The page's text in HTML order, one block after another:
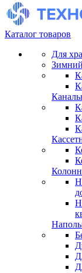
Каталог товаров
Для